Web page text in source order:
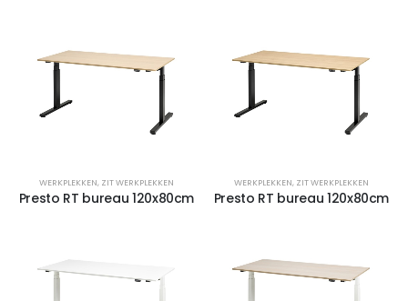
WERKPLEKKEN, ZIT WERKPLEKKEN
Presto RT bureau 120x80cm
WERKPLEKKEN, ZIT WERKPLEKKEN
Presto RT bureau 120x80cm